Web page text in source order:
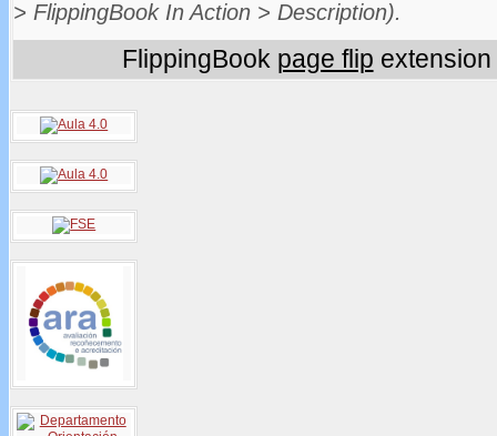
> FlippingBook In Action > Description).
FlippingBook page flip